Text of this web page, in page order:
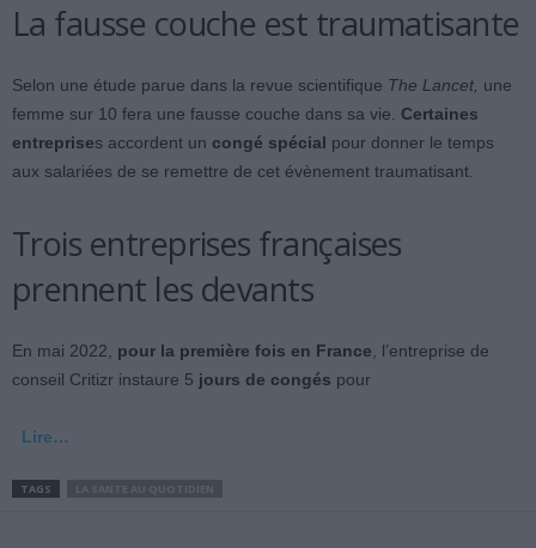
La fausse couche est traumatisante
Selon une étude parue dans la revue scientifique The Lancet, une
femme sur 10 fera une fausse couche dans sa vie. Certaines
entreprises accordent un congé spécial pour donner le temps
aux salariées de se remettre de cet évènement traumatisant.
Trois entreprises françaises
prennent les devants
En mai 2022, pour la première fois en France, l’entreprise de
conseil Critizr instaure 5 jours de congés pour
Lire…
TAGS